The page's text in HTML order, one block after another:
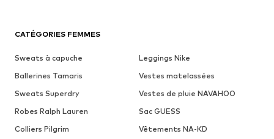
CATÉGORIES FEMMES
Sweats à capuche
Leggings Nike
Ballerines Tamaris
Vestes matelassées
Sweats Superdry
Vestes de pluie NAVAHOO
Robes Ralph Lauren
Sac GUESS
Colliers Pilgrim
Vêtements NA-KD